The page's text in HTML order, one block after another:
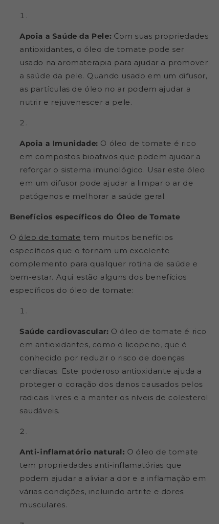
Apoia a Saúde da Pele: Com suas propriedades
antioxidantes, o óleo de tomate pode ser
usado na aromaterapia para ajudar a promover
a saúde da pele. Quando usado em um difusor,
as partículas de óleo no ar podem ajudar a
nutrir e rejuvenescer a pele.
Apoia a Imunidade: O óleo de tomate é rico
em compostos bioativos que podem ajudar a
reforçar o sistema imunológico. Usar este óleo
em um difusor pode ajudar a limpar o ar de
patógenos e melhorar a saúde geral.
Benefícios específicos do Óleo de Tomate
O óleo de tomate tem muitos benefícios
específicos que o tornam um excelente
complemento para qualquer rotina de saúde e
bem-estar. Aqui estão alguns dos benefícios
específicos do óleo de tomate:
Saúde cardiovascular: O óleo de tomate é rico
em antioxidantes, como o licopeno, que é
conhecido por reduzir o risco de doenças
cardíacas. Este poderoso antioxidante ajuda a
proteger o coração dos danos causados pelos
radicais livres e a manter os níveis de colesterol
saudáveis.
Anti-inflamatório natural: O óleo de tomate
tem propriedades anti-inflamatórias que
podem ajudar a aliviar a dor e a inflamação em
várias condições, incluindo artrite e dores
musculares.